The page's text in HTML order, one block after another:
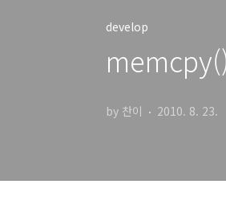
develop
by 찬이 2010. 8. 23.